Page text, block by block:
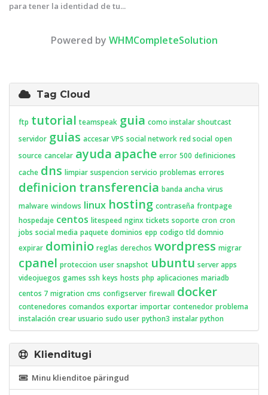
para tener la identidad de tu...
Powered by WHMCompleteSolution
Tag Cloud
ftp tutorial teamspeak guia como instalar shoutcast
servidor guias accesar VPS social network red social open
source cancelar ayuda apache error 500 definiciones
cache dns limpiar suspencion servicio problemas errores
definicion transferencia banda ancha virus
malware windows linux hosting contraseña frontpage
hospedaje centos litespeed nginx tickets soporte cron cron
jobs social media paquete dominios epp codigo tld domnio
expirar dominio reglas derechos wordpress migrar
cpanel proteccion user snapshot ubuntu server apps
videojuegos games ssh keys hosts php aplicaciones mariadb
centos 7 migration cms configserver firewall docker
contenedores comandos exportar importar contenedor problema
instalación crear usuario sudo user python3 instalar python
Klienditugi
Minu klienditoe päringud